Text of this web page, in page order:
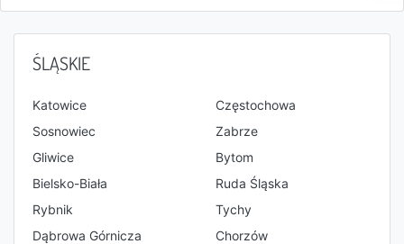
ŚLĄSKIE
Katowice
Częstochowa
Sosnowiec
Zabrze
Gliwice
Bytom
Bielsko-Biała
Ruda Śląska
Rybnik
Tychy
Dąbrowa Górnicza
Chorzów